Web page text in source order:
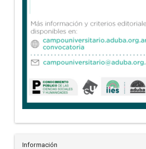
Información